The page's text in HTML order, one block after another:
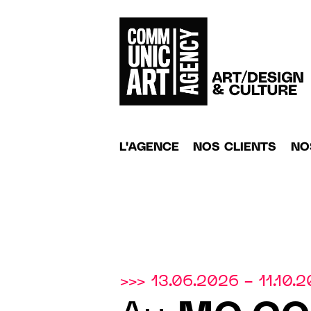
L'AGENCE NOS CLIENTS
>>> 13.06.2026 -